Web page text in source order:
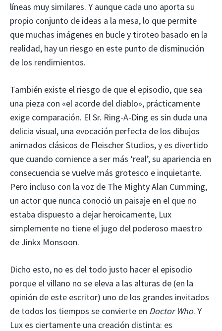
líneas muy similares. Y aunque cada uno aporta su
propio conjunto de ideas a la mesa, lo que permite
que muchas imágenes en bucle y tiroteo basado en la
realidad, hay un riesgo en este punto de disminución
de los rendimientos.
También existe el riesgo de que el episodio, que sea
una pieza con «el acorde del diablo», prácticamente
exige comparación. El Sr. Ring-A-Ding es sin duda una
delicia visual, una evocación perfecta de los dibujos
animados clásicos de Fleischer Studios, y es divertido
que cuando comience a ser más ‘real’, su apariencia en
consecuencia se vuelve más grotesco e inquietante.
Pero incluso con la voz de The Mighty Alan Cumming,
un actor que nunca conoció un paisaje en el que no
estaba dispuesto a dejar heroicamente, Lux
simplemente no tiene el jugo del poderoso maestro
de Jinkx Monsoon.
Dicho esto, no es del todo justo hacer el episodio
porque el villano no se eleva a las alturas de (en la
opinión de este escritor) uno de los grandes invitados
de todos los tiempos se convierte en Doctor Who. Y
Lux es ciertamente una creación distinta: es